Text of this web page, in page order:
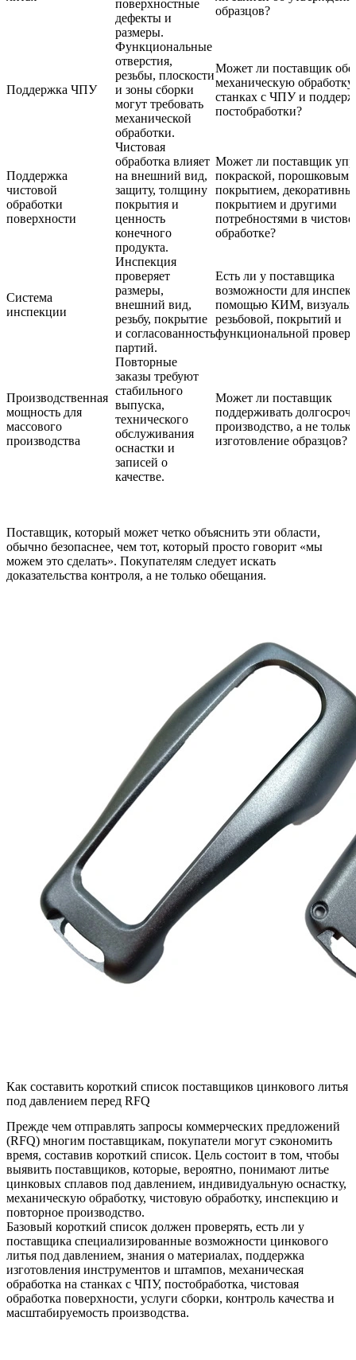
поверхностные
дефекты и
размеры.
образцов?
Поддержка ЧПУ
Функциональные
отверстия,
резьбы, плоскости
и зоны сборки
могут требовать
механической
обработки.
Может ли поставщик
механическую обработку
станках с ЧПУ и
постобработки?
Поддержка
чистовой
обработки
поверхности
Чистовая
обработка влияет
на внешний вид,
защиту, толщину
покрытия и
ценность
конечного
продукта.
Может ли поставщик
покраской, порошковым
покрытием,
покрытием и другими
потребностями в
обработке?
Система
инспекции
Инспекция
проверяет
размеры,
внешний вид,
резьбу, покрытие
и согласованность
партий.
Есть ли у поставщика
возможности для
помощью КИМ,
резьбовой, покрытий и
функциональной
Производственная
мощность для
массового
производства
Повторные
заказы требуют
стабильного
выпуска,
технического
обслуживания
оснастки и
записей о
качестве.
Может ли поставщик
поддерживать
производство, а не только
изготовление образцов?
Поставщик, который может четко объяснить эти области,
обычно безопаснее, чем тот, который просто говорит «мы
можем это сделать». Покупателям следует искать
доказательства контроля, а не только обещания.
Как составить короткий список поставщиков цинкового литья
под давлением перед RFQ
Прежде чем отправлять запросы коммерческих предложений
(RFQ) многим поставщикам, покупатели могут сэкономить
время, составив короткий список. Цель состоит в том, чтобы
выявить поставщиков, которые, вероятно, понимают литье
цинковых сплавов под давлением, индивидуальную оснастку,
механическую обработку, чистовую обработку, инспекцию и
повторное производство.
Базовый короткий список должен проверять, есть ли у
поставщика специализированные возможности цинкового
литья под давлением, знания о материалах, поддержка
изготовления инструментов и штампов, механическая
обработка на станках с ЧПУ, постобработка, чистовая
обработка поверхности, услуги сборки, контроль качества и
масштабируемость производства.